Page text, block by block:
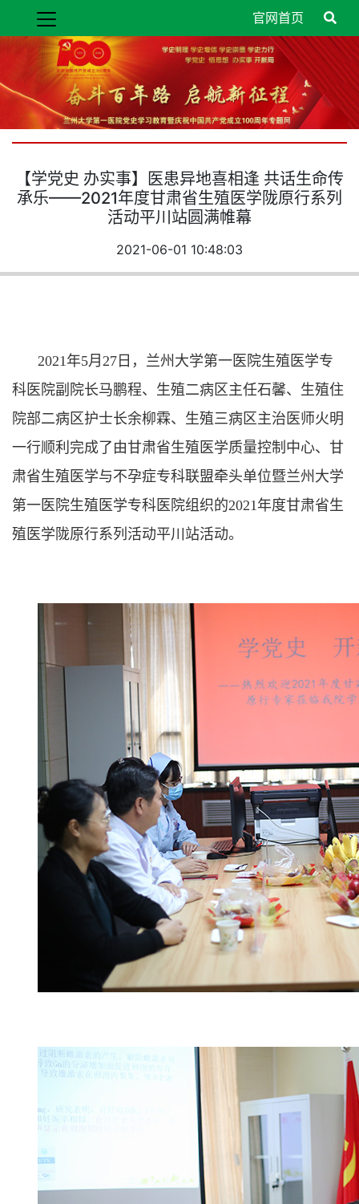
官网首页
【学党史 办实事】医患异地喜相逢 共话生命传
承乐­——2021年度甘肃省生殖医学陇原行系列
活动平川站圆满帷幕
2021-06-01 10:48:03
2021年5月27日，兰州大学第一医院生殖医学专
科医院副院长马鹏程、生殖二病区主任石馨、生殖住
院部二病区护士长余柳霖、生殖三病区主治医师火明
一行顺利完成了由甘肃省生殖医学质量控制中心、甘
肃省生殖医学与不孕症专科联盟牵头单位暨兰州大学
第一医院生殖医学专科医院组织的2021年度甘肃省生
殖医学陇原行系列活动平川站活动。